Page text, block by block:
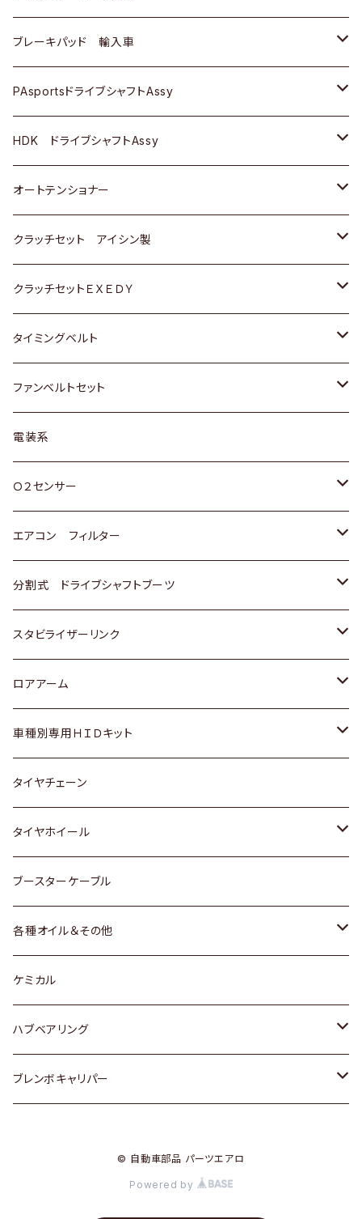
三菱
スバル
ＢＥＮＺ
三菱
スバル
マツダ
三菱
スバル
ダイハツ
マツダ
三菱
スバル
日産
ダイハツ
マツダ
三菱
スバル
日産
ダイハツ
マツダ
三菱
スバル
ホンダ
スズキ
日産
いすゞ
ダイハツ
マツダ
三菱
スバル
日野
ＡＵＤＩ
ＢＥＮＺ
ＢＭＷ
GOLF
ＷＡＧＥＮ
アストロ（シボレー）
クライスラー
ブレーキパッド 輸入車
ＢＥＮＺ
ＢＭＷ
ＷＡＧＥＮ
ＶＯＬＶＯ
PAsportsドライブシャフトAssy
トヨタ
ホンダ
スズキ
日産
ダイハツ
マツダ
三菱
スバル
HDK ドライブシャフトAssy
スズキ
ダイハツ
日産
ホンダ
マツダ
オートテンショナー
トヨタ
クラッチセット アイシン製
ホンダ
スズキ
ダイハツ
マツダ
三菱
スバル
クラッチセットＥＸＥＤＹ
ホンダ
スズキ
日産
ダイハツ
マツダ
三菱
スバル
タイミングベルト
トヨタ
スズキ
ダイハツ
三菱
スバル
ファンベルトセット
トヨタ
ホンダ
スズキ
日産
いすゞ
ダイハツ
マツダ
三菱
スバル
レクサス
電装系
Ｏ２センサー
トヨタ
ホンダ
スズキ
日産
ダイハツ
マツダ
三菱
スバル
エアコン フィルター
トヨタ
ホンダ
スズキ
日産
いすゞ
ダイハツ
マツダ
三菱
スバル
分割式 ドライブシャフトブーツ
トヨタ
ホンダ
スズキ
日産
ダイハツ
スバル
スタビライザーリンク
トヨタ
ホンダ
スズキ
日産
ダイハツ
マツダ
ロアアーム
ホンダ
スズキ
日産
ダイハツ
マツダ
スバル
車種別専用ＨＩＤキット
トヨタ
マツダ
タイヤチェーン
タイヤホイール
トヨタ
ホンダ
スズキ
日産
ダイハツ
ブースターケーブル
各種オイル＆その他
ディーデル洗浄添加剤
ケミカル
ハブベアリング
トヨタ
ブレンボキャリパー
© 自動車部品 パーツエアロ
Powered by